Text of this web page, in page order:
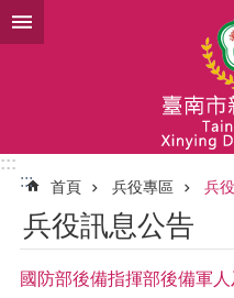
跳到主要內容區塊
:::
:::
首頁 兵役專區 兵
兵役訊息公告
國防部後備指揮部後備軍